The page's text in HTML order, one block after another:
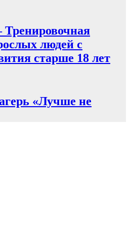
Тренировочная
людей с
старше 18 лет
«Лучше не